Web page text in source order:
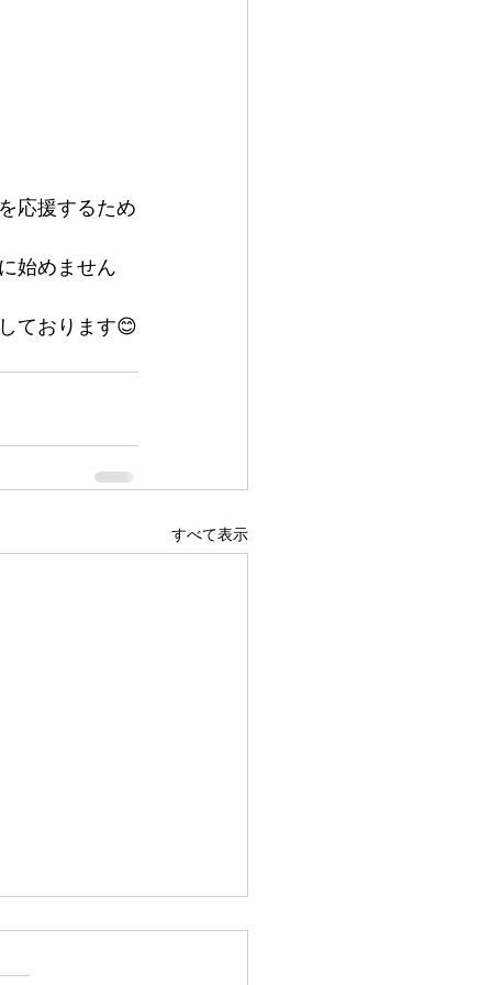
応援するため
始めません
ております😊
すべて表示